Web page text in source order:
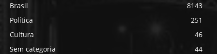
Brasil
8143
Política
251
Cultura
46
Sem categoria
44